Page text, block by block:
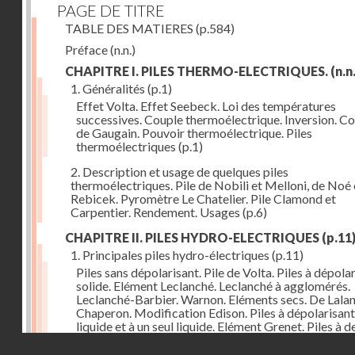
PAGE DE TITRE
TABLE DES MATIERES (p.584)
Préface(n.n.)
CHAPITRE I. PILES THERMO-ELECTRIQUES.
1. Généralités (p.1)
Effet Volta. Effet Seebeck. Loi des températures
successives. Couple thermoélectrique. Inversion.
de Gaugain. Pouvoir thermoélectrique. Piles
thermoélectriques (p.1)
2. Description et usage de quelques piles
thermoélectriques. Pile de Nobili et Melloni, de Noé
Rebicek. Pyromètre Le Chatelier. Pile Clamond et
Carpentier. Rendement. Usages (p.6)
CHAPITRE II. PILES HYDRO-ELECTRIQUES (p.11)
1. Principales piles hydro-électriques (p.11)
Piles sans dépolarisant. Pile de Volta. Piles à
solide. Elément Leclanché. Leclanché à agglomérés.
Leclanché-Barbier. Warnon. Eléments secs. De
Chaperon. Modification Edison. Piles à dépolarisant
liquide et à un seul liquide. Elément Grenet. Piles à